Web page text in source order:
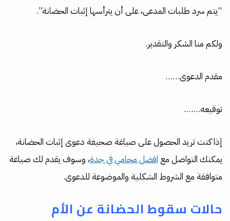
“يتم سرد طلبات المدعى، على أن يترأسها إثبات الحضانة”.
ولكم منا الشكر والتقدير.
مقدم الدعوى……
توقيعه…….
إذا كنت تريد الحصول على صياغة صحيفة دعوى إثبات الحضانة،
يمكنك التواصل مع افضل محامي في جدة، وسوف يقدم لك صياغة
متوافقة مع الشروط الشكلية والموضوعة للدعوى.
حالات سقوط الحضانة عن الأم